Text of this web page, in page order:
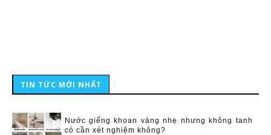
TIN TỨC MỚI NHẤT
Nước giếng khoan vàng nhẹ nhưng không tanh
có cần xét nghiệm không?